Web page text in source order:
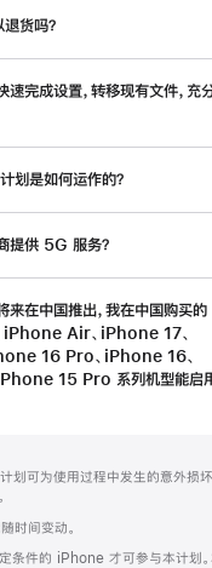
货吗？
速完成设置，转移现有文件，充
是如何运作的？
提供 5G 服务？
在中国推出，我在中国购买的
Air、iPhone 17、
16 Pro、iPhone 16、
15 Pro 系列机型能启
可为使用过程中发生的意外损坏
时间变动。
件的 iPhone 才可参与本计划。